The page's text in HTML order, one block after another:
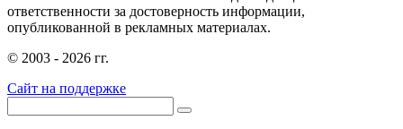
ответственности за достоверность информации,
опубликованной в рекламных материалах.
© 2003 - 2026 гг.
Сайт на поддержке